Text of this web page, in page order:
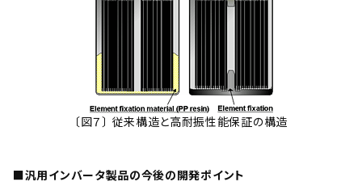
〔図７〕 従来構造と高耐振性能保証の構造
■汎用インバータ製品の今後の開発ポイント